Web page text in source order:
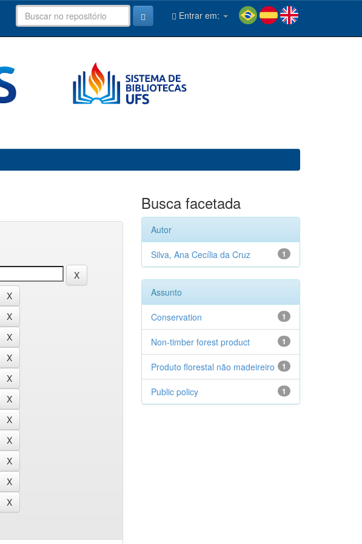
Entrar em:
Busca facetada
Autor
1
Silva, Ana Cecília da Cruz
Assunto
1
Conservation
1
Non-timber forest product
1
Produto florestal não madeireiro
1
Public policy